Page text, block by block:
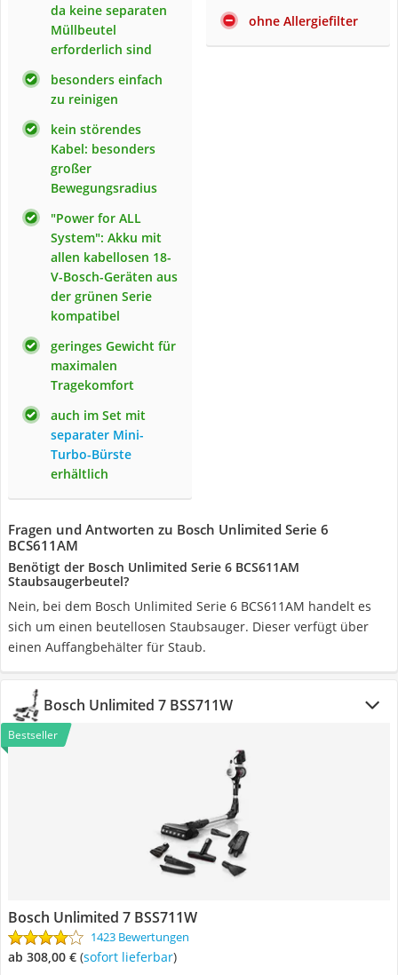
da keine separaten
Müllbeutel
erforderlich sind
besonders einfach
zu reinigen
kein störendes
Kabel: besonders
großer
Bewegungsradius
"Power for ALL
System": Akku mit
allen kabellosen 18-
V-Bosch-Geräten aus
der grünen Serie
kompatibel
geringes Gewicht für
maximalen
Tragekomfort
auch im Set mit
separater Mini-
Turbo-Bürste
erhältlich
ohne Allergiefilter
Fragen und Antworten zu Bosch Unlimited Serie 6
BCS611AM
Benötigt der Bosch Unlimited Serie 6 BCS611AM
Staubsaugerbeutel?
Nein, bei dem Bosch Unlimited Serie 6 BCS611AM handelt es
sich um einen beutellosen Staubsauger. Dieser verfügt über
einen Auffangbehälter für Staub.
Bosch Unlimited 7 BSS711W
Bestseller
Bosch Unlimited 7 BSS711W
1423 Bewertungen
ab 308,00 € ( Sofort lieferbar)